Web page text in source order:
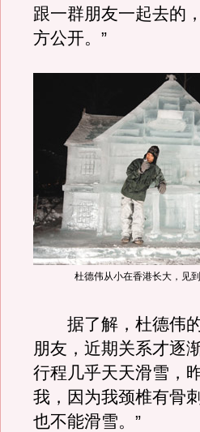
跟一群朋友一起去的
方公开。”
杜德伟从小在香港长大，见
据了解，杜德伟的
朋友，近期关系才逐
行程几乎天天滑雪，
我，因为我颈椎有骨
也不能滑雪。”